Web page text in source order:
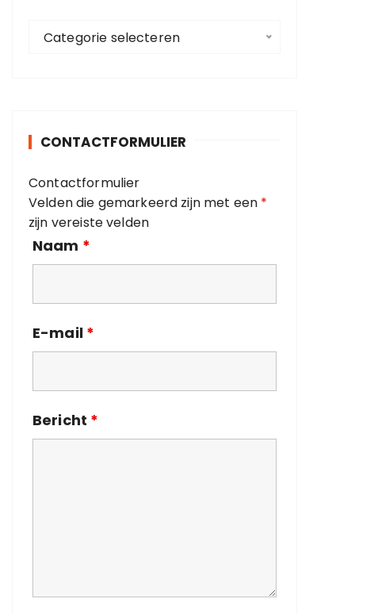
r
e
ë
n
Categorie selecteren
CONTACTFORMULIER
Contactformulier
Velden die gemarkeerd zijn met een *
zijn vereiste velden
Naam *
E-mail *
Bericht *